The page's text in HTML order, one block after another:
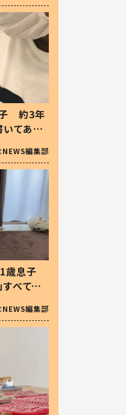
子 約3年
てあっ
NEWS編集部
1歳息子
すべてを
ら許
NEWS編集部